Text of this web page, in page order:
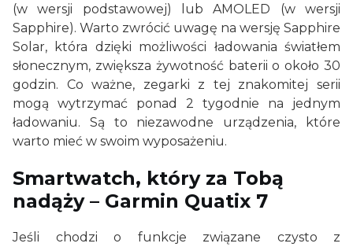
(w wersji podstawowej) lub AMOLED (w wersji
Sapphire). Warto zwrócić uwagę na wersję Sapphire
Solar, która dzięki możliwości ładowania światłem
słonecznym, zwiększa żywotność baterii o około 30
godzin. Co ważne, zegarki z tej znakomitej serii
mogą wytrzymać ponad 2 tygodnie na jednym
ładowaniu. Są to niezawodne urządzenia, które
warto mieć w swoim wyposażeniu.
Smartwatch, który za Tobą
nadąży – Garmin Quatix 7
Jeśli chodzi o funkcje związane czysto z